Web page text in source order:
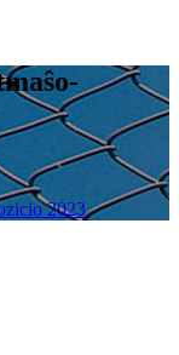
2023